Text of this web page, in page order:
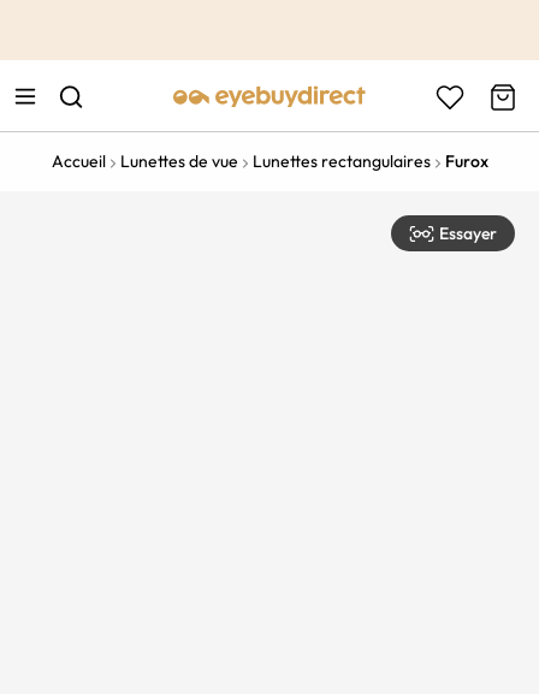
Accueil Lunettes de vue Lunettes rectangulaires Furox
Essayer